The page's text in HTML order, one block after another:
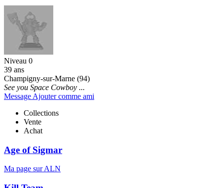
Niveau 0
39 ans
Champigny-sur-Marne (94)
See you Space Cowboy ...
Message Ajouter comme ami
Collections
Vente
Achat
Age of Sigmar
Ma page sur ALN